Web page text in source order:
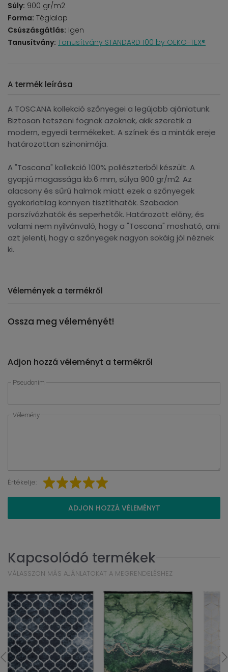
Súly: 900 gr/m2
Forma: Téglalap
Csúszásgátlás: Igen
Tanusítvány: Tanusítvány STANDARD 100 by OEKO-TEX®
A termék leírása
A TOSCANA kollekció szőnyegei a legújabb ajánlatunk.
Biztosan tetszeni fognak azoknak, akik szeretik a
modern, egyedi termékeket. A színek és a minták ereje
határozottan szinonimája.
A "Toscana" kollekció 100% poliészterből készült. A
gyapjú magassága kb.6 mm, súlya 900 gr/m2. Az
alacsony és sűrű halmok miatt ezek a szőnyegek
gyakorlatilag könnyen tisztíthatók. Szabadon
porszívózhatók és seperhetők. Határozott előny, és
valami nem nyilvánvaló, hogy a "Toscana" mosható, ami
azt jelenti, hogy a szőnyegek nagyon sokáig jól néznek
ki.
Vélemények a termékről
Ossza meg véleményét!
Adjon hozzá véleményt a termékről
Pseudonim
Vélemény
Értékelje:
ADJON HOZZÁ VÉLEMÉNYT
Kapcsolódó termékek
VÁLASSZON MÁS AJÁNLATOKAT A MEGRENDELÉSHEZ